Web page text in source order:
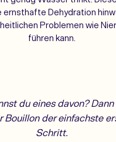
ernsthafte Dehydration
Problemen wie
führen kann.
du eines davon?
Bouillon der einfachste
Schritt.